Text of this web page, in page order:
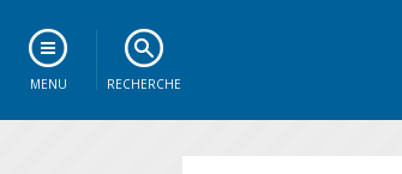
MENU RECHERCHE